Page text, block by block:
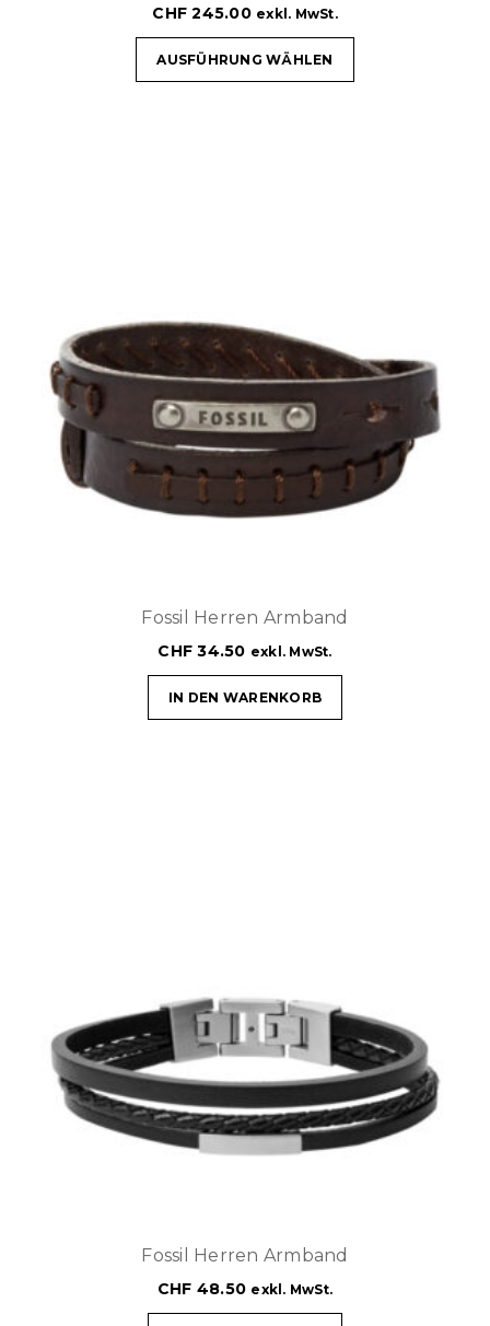
CHF 245.00 exkl. MwSt.
AUSFÜHRUNG WÄHLEN
Fossil Herren Armband
CHF 34.50 exkl. MwSt.
IN DEN WARENKORB
Fossil Herren Armband
CHF 48.50 exkl. MwSt.